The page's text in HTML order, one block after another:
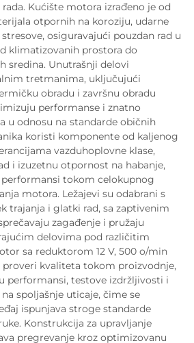
Kućište motora izrađeno je od
otpornih na koroziju, udarne
osiguravajući pouzdan rad u
klimatizovanih prostora do
sredina. Unutrašnji delovi
tretmanima, uključujući
obradu i završnu obradu
performanse i znatno
u odnosu na standarde običnih
koristi komponente od kaljenog
vazduhoplovne klase,
i izuzetnu otpornost na habanje,
tokom celokupnog
motora. Ležajevi su odabrani s
trajanja i glatki rad, sa zaptivenim
zagađenje i pružaju
delovima pod različitim
sa reduktorom 12 V, 500 o/min
kvaliteta tokom proizvodnje,
performansi, testove izdržljivosti i
spoljašnje uticaje, čime se
ispunjava stroge standarde
Konstrukcija za upravljanje
pregrevanje kroz optimizovanu